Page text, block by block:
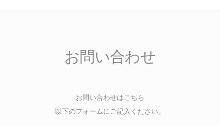
お問い合わせ
お問い合わせはこちら
以下のフォームにご記入ください。